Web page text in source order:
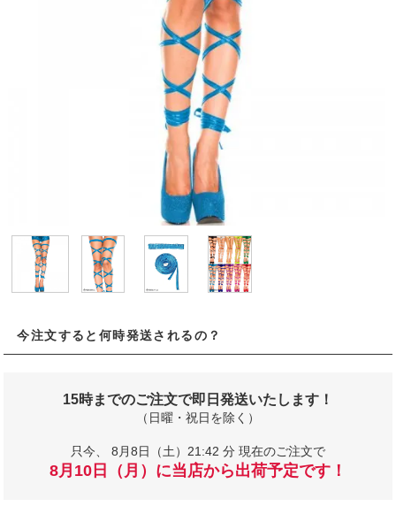
今注文すると何時発送されるの？
15時までのご注文で即日発送いたします！
（日曜・祝日を除く）
只今、 8月8日（土）21:42 分 現在のご注文で
8月10日（月）に当店から出荷予定です！